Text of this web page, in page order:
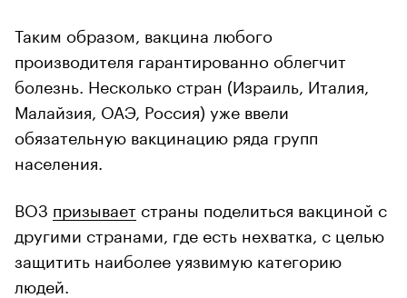
Таким образом, вакцина любого
производителя гарантированно облегчит
болезнь. Несколько стран (Израиль, Италия,
Малайзия, ОАЭ, Россия) уже ввели
обязательную вакцинацию ряда групп
населения.
ВОЗ призывает страны поделиться вакциной с
другими странами, где есть нехватка, с целью
защитить наиболее уязвимую категорию
людей.